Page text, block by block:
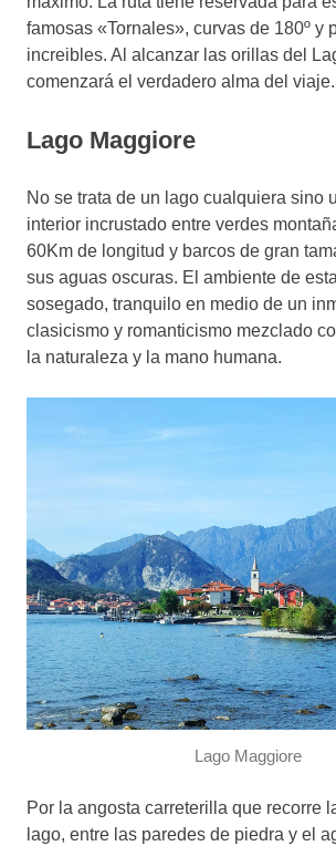
famosas «Tornales», curvas de 180º y
increibles. Al alcanzar las orillas del
comenzará el verdadero alma del viaje.
Lago Maggiore
No se trata de un lago cualquiera sino
interior incrustado entre verdes
60Km de longitud y barcos de gran
sus aguas oscuras. El ambiente de
sosegado, tranquilo en medio de un
clasicismo y romanticismo mezclado
la naturaleza y la mano humana.
Lago Maggiore
Por la angosta carreterilla que recorre
lago, entre las paredes de piedra y el